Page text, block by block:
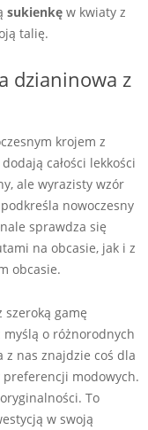
sukienkę w kwiaty z
talię.
dzianinowa z
krojem z
całości lekkości
ale wyrazisty wzór
nowoczesny
sprawdza się
na obcasie, jak i z
obcasie.
gamę
myślą o różnorodnych
z nas znajdzie coś dla
modowych.
To
w swoją